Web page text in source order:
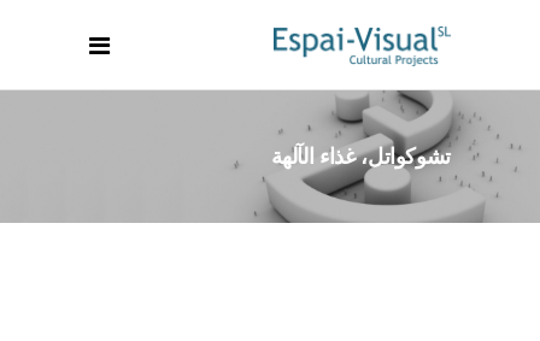
تشوكواتل، غذاء الآلهة